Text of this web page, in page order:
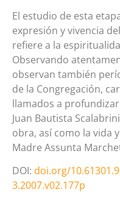
El estudio de esta
expresión y vivencia
refiere a la
Observando
observan también
de la Congregación,
llamados a
Juan Bautista
obra, así como la vida
Madre Assunta
DOI: doi.org/
3.2007.v02.177p